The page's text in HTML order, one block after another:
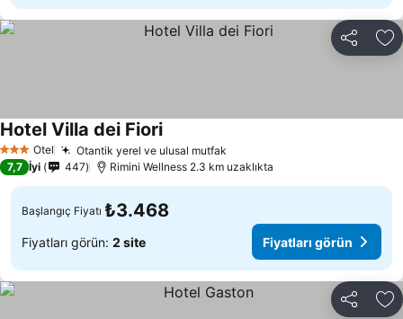
Paylaş
3 YıldızOtel Otantik yerel ve ulusal mutfak
Hotel Villa dei Fiori
7,7 İyi 447 Rimini Wellness 2.3 km uzaklıkta
Başlangıç Fiyatı ₺3.468
Fiyatları görün: 2 site Fiyatları görün
Paylaş